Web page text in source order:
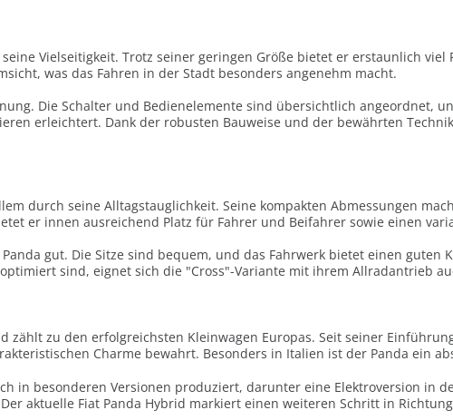
Vielseitigkeit. Trotz seiner geringen Größe bietet er erstaunlich
was das Fahren in der Stadt besonders angenehm macht.
Die Schalter und Bedienelemente sind übersichtlich angeordnet,
erleichtert. Dank der robusten Bauweise und der bewährten
durch seine Alltagstauglichkeit. Seine kompakten Abmessungen
er innen ausreichend Platz für Fahrer und Beifahrer sowie einen
gut. Die Sitze sind bequem, und das Fahrwerk bietet einen
sind, eignet sich die "Cross"-Variante mit ihrem Allradantrieb
zählt zu den erfolgreichsten Kleinwagen Europas. Seit seiner
Charme bewahrt. Besonders in Italien ist der Panda ein
in besonderen Versionen produziert, darunter eine Elektroversion in
aktuelle Fiat Panda Hybrid markiert einen weiteren Schritt in